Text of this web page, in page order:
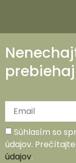
Súhlasím so
údajov. Prečítajte
údajov.